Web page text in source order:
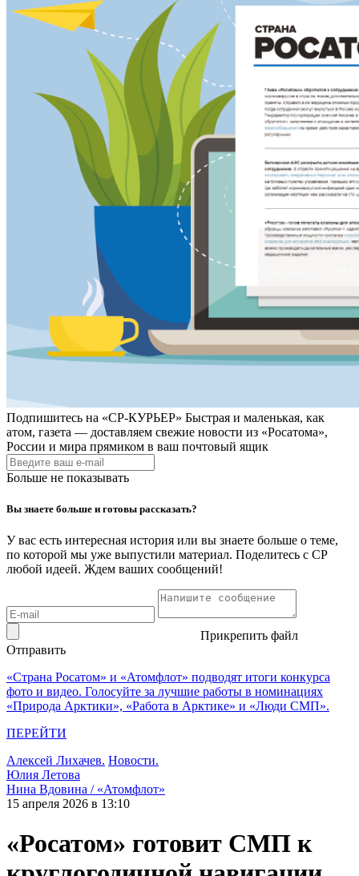
Подпишитесь на «СР-КУРЬЕР» Быстрая и маленькая, как
атом, газета — доставляем свежие новости из «Росатома»,
России и мира прямиком в ваш почтовый ящик
Больше не показывать
Вы знаете больше и готовы рассказать?
У вас есть интересная история или вы знаете больше о теме,
по которой мы уже выпустили материал. Поделитесь с СР
любой идеей. Ждем ваших сообщений!
Прикрепить файл
Отправить
«Страна Росатом» и «Атомфлот» подводят итоги конкурса
фото и видео. Голосуйте за лучшие работы в номинациях
«Природа Арктики», «Работа в Арктике» и «Люди СМП».
ПЕРЕЙТИ
Алексей Лихачев. Новости.
Юлия Летова
Нина Вдовина / «Атомфлот»
15 апреля 2026 в 13:10
«Росатом» готовит СМП к